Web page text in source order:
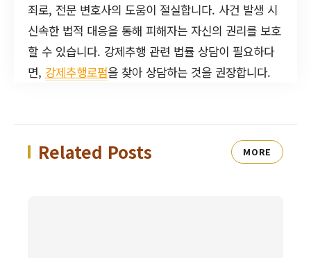
죄로, 전문 변호사의 도움이 절실합니다. 사건 발생 시
신속한 법적 대응을 통해 피해자는 자신의 권리를 보호
할 수 있습니다. 강제추행 관련 법률 상담이 필요하다
면, 강제추행로펌을 찾아 상담하는 것을 권장합니다.
Related Posts MORE